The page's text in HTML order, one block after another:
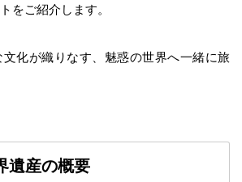
をご紹介します。
化が織りなす、魅惑の世界へ一緒に旅
遺産の概要